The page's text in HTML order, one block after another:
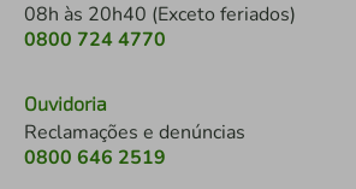
08h às 20h40 (Exceto feriados)
0800 724 4770
Ouvidoria
Reclamações e denúncias
0800 646 2519